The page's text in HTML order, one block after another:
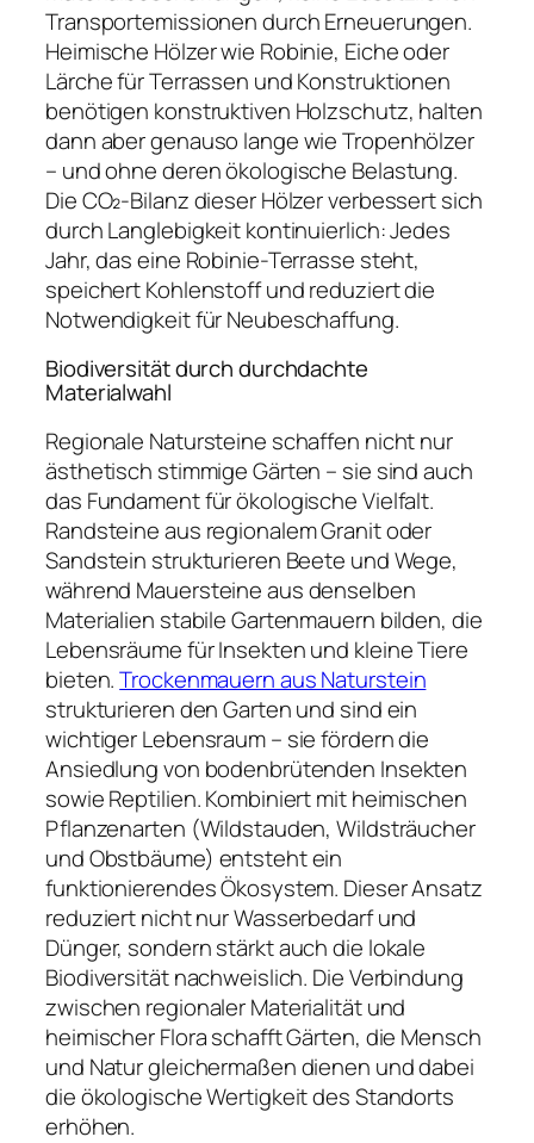
Transportemissionen durch Erneuerungen.
Heimische Hölzer wie Robinie, Eiche oder
Lärche für Terrassen und Konstruktionen
benötigen konstruktiven Holzschutz, halten
dann aber genauso lange wie Tropenhölzer
– und ohne deren ökologische Belastung.
Die CO₂-Bilanz dieser Hölzer verbessert sich
durch Langlebigkeit kontinuierlich: Jedes
Jahr, das eine Robinie-Terrasse steht,
speichert Kohlenstoff und reduziert die
Notwendigkeit für Neubeschaffung.
Biodiversität durch durchdachte
Materialwahl
Regionale Natursteine schaffen nicht nur
ästhetisch stimmige Gärten – sie sind auch
das Fundament für ökologische Vielfalt.
Randsteine aus regionalem Granit oder
Sandstein strukturieren Beete und Wege,
während Mauersteine aus denselben
Materialien stabile Gartenmauern bilden, die
Lebensräume für Insekten und kleine Tiere
bieten.Trockenmauern aus Naturstein
strukturieren den Garten und sind ein
wichtiger Lebensraum – sie fördern die
Ansiedlung von bodenbrütenden Insekten
sowie Reptilien. Kombiniert mit heimischen
Pflanzenarten (Wildstauden, Wildsträucher
und Obstbäume) entsteht ein
funktionierendes Ökosystem. Dieser Ansatz
reduziert nicht nur Wasserbedarf und
Dünger, sondern stärkt auch die lokale
Biodiversität nachweislich. Die Verbindung
zwischen regionaler Materialität und
heimischer Flora schafft Gärten, die Mensch
und Natur gleichermaßen dienen und dabei
die ökologische Wertigkeit des Standorts
erhöhen.